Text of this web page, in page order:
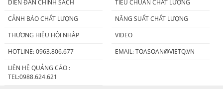
DIỄN ĐÀN CHÍNH SÁCH
TIÊU CHUẨN CHẤT LƯỢNG
CẢNH BÁO CHẤT LƯỢNG
NĂNG SUẤT CHẤT LƯỢNG
THƯƠNG HIỆU HỘI NHẬP
VIDEO
HOTLINE: 0963.806.677
EMAIL:TOASOAN@VIETQ.VN
LIÊN HỆ QUẢNG CÁO :
TEL:0988.624.621